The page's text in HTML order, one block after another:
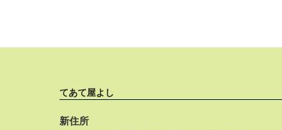
てあて屋よし
新住所